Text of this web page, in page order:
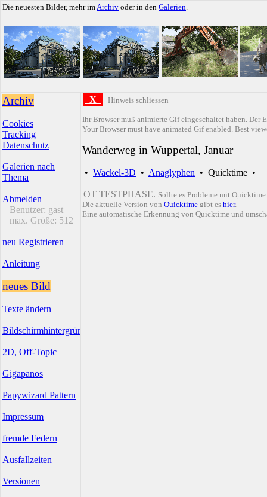
Die neuesten Bilder, mehr imArchiv oder in den Galerien.
Archiv
Cookies
Tracking
Datenschutz
Galerien nach
Thema
Abmelden
Benutzer: gast
max. Größe: 512
neu Registrieren
Anleitung
neues Bild
Texte ändern
Bildschirmhintergründe
2D, Off-Topic
Gigapanos
Papywizard Pattern
Impressum
fremde Federn
Ausfallzeiten
Versionen
X Hinweis schliessen
Ihr Browser muß animierte Gif eingeschaltet haben. Der
Your Browser must have animated Gif enabled. Best
Wanderweg in Wuppertal, Januar
• Wackel-3D • Anaglyphen • Quicktime •
QT TESTPHASE. Sollte es Probleme mit
Die aktuelle Version von Quicktime gibt es hier.
Eine automatische Erkennung von Quicktime und